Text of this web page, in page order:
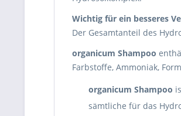
Wichtig für ein besseres
Der Gesamtanteil des
organicum Shampoo
Farbstoffe, Ammoniak,
organicum Shampoo
sämtliche für das